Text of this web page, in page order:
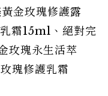
金玫瑰修護露
霜15ml、絕對完
玫瑰永生活萃
瑰修護乳霜